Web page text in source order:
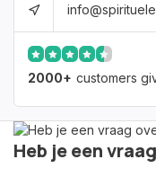
2000+ customers
Heb je een